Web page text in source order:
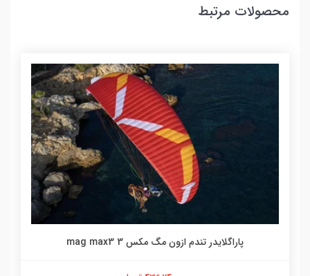
محصولات مرتبط
پاراگلایدر تندم ازون مگ مکس 3 mag max3